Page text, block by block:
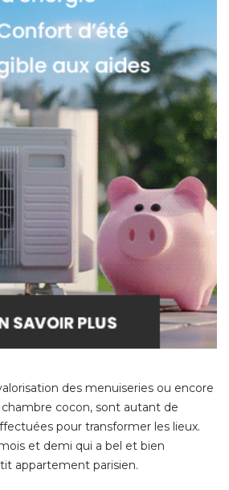
des menuiseries ou encore
cocon, sont autant de
pour transformer les lieux.
et demi qui a bel et bien
appartement parisien.